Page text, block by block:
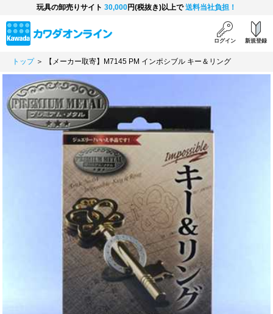
玩具の卸売りサイト 30,000円(税抜き)以上で送料当社負担！
ログイン 新規登録
トップ＞ 【メーカー取寄】M7145 PM インポシブル キー＆リング